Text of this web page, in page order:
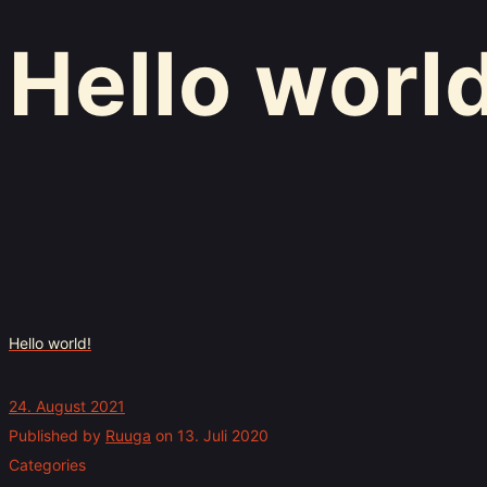
Hello
Hello world!
24. August 2021
Published by Ruuga on 13. Juli 2020
Categories